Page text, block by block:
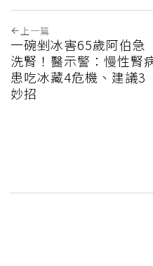
上一篇
一碗剉冰害65歲阿伯急
洗腎！醫示警：慢性腎
患吃冰藏4危機、建議3
妙招